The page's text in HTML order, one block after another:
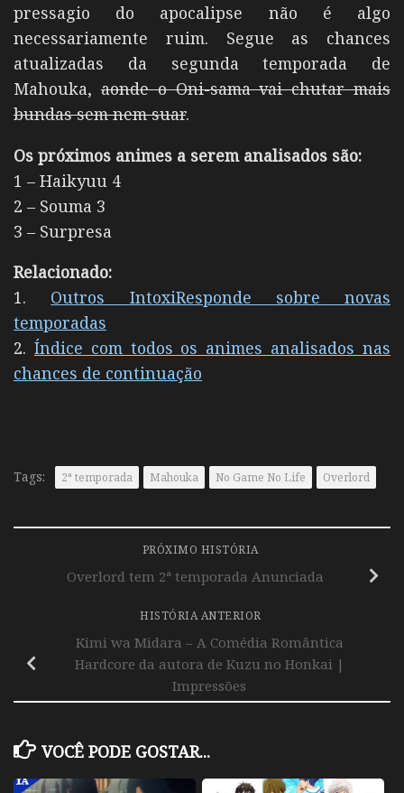
pressagio do apocalipse não é algo
necessariamente ruim. Segue as chances
atualizadas da segunda temporada de
Mahouka,aonde o Oni-sama vai chutar mais
bundas sem nem suar.
Os próximos animes a serem analisados são:
1 – Haikyuu 4
2 – Souma 3
3 – Surpresa
Relacionado:
1. Outros IntoxiResponde sobre novas
temporadas
2. Índice com todos os animes analisados nas
chances de continuação
Tags: 2ª temporada Mahouka No Game No Life Overlord
PRÓXIMO HISTÓRIA
Overlord tem 2ª temporada Anunciada
HISTÓRIA ANTERIOR
Kimi wa Midara – A Comédia Romântica
Hardcore da autora de Kuzu no Honkai |
Impressões
VOCÊ PODE GOSTAR...